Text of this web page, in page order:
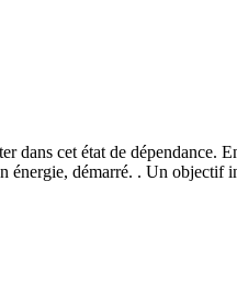
cet état de dépendance.
énergie, démarré. . Un